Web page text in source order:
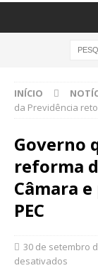
INÍCIO
da Previdência
Governo
reforma
Câmara
PEC
30 de setembro
desativados